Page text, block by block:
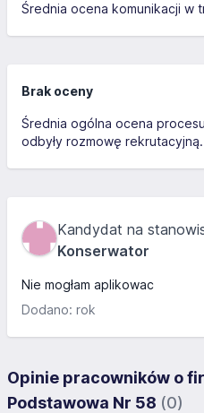
Średnia ocena komunikacji w
Brak oceny
Średnia ogólna ocena
odbyły rozmowę rekrutacyjną.
Kandydat na
Konserwator
Nie mogłam aplikowac
Dodano: rok
Opinie pracowników o
Podstawowa Nr 58 (0)